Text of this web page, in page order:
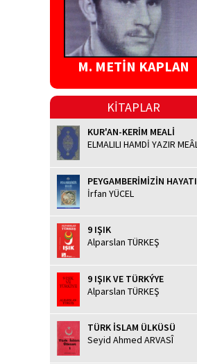
M. METİN KAPLAN
KİTAPLAR
KUR'AN-KERİM MEALİ
ELMALILI HAMDİ YAZIR
PEYGAMBERİMİZİN HAYATI
İrfan YÜCEL
9 IŞIK
Alparslan TÜRKEŞ
9 IŞIK VE TÜRKÝYE
Alparslan TÜRKEŞ
TÜRK İSLAM ÜLKÜSÜ
Seyid Ahmed ARVASÎ